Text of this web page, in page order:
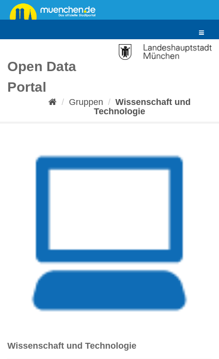
Überspringen
zum
Toggle
Open Data
Portal
Gruppen
Wissenschaft und
Technologie
Wissenschaft und Technologie